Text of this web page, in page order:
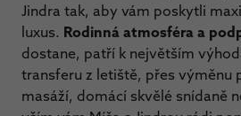
Jindra tak, aby vám poskytli
luxus. Rodinná atmosféra a
dostane, patří k největším
transferu z letiště, přes výměnu
masáží, domácí skvělé snídaně